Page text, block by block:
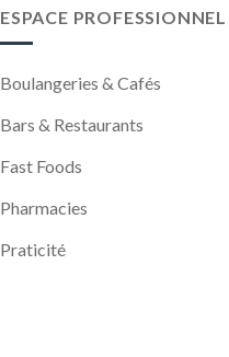
ESPACE PROFESSIONNEL
Boulangeries & Cafés
Bars & Restaurants
Fast Foods
Pharmacies
Praticité